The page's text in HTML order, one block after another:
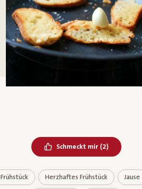
Schmeckt mir Bereits geliked
(2)
Frühstück Herzhaftes Frühstück Jause